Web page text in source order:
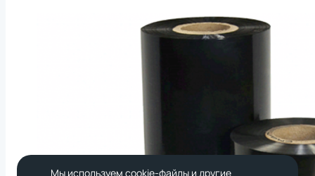
Мы используем cookie-файлы и другие